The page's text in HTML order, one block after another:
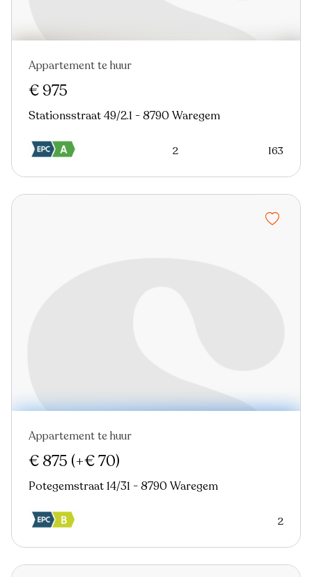
Nieuw
Appartement te huur
€ 975
Stationsstraat 49/2.1 - 8790 Waregem
2 163
Nieuw
Appartement te huur
€ 875 (+€ 70)
Potegemstraat 14/31 - 8790 Waregem
2